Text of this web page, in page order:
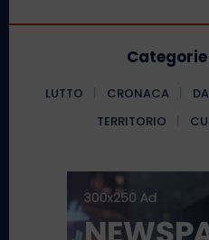
LUTTO CRONACA
TERRITORIO